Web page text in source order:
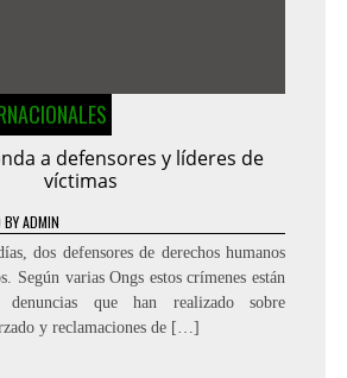
a defensores y líderes de
víctimas
BYADMIN
dos defensores de derechos humanos
Según varias Ongs estos crímenes están
que han realizado sobre
y reclamaciones de […]